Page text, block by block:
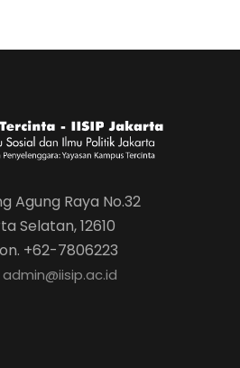
Agung Raya No.32
Selatan, 12610
+62-7806223
admin@iisip.ac.id